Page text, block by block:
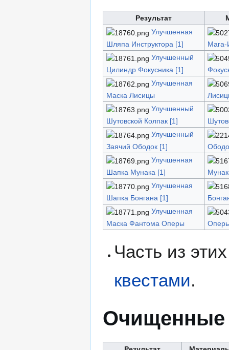
Результат
Улучшенная
Шляпа Инструктора [1]
Мага-
Улучшенный
Цилиндр Фокусника [1]
Улучшенная
Маска Лисицы
Улучшенный
Шутовской Колпак [1]
Улучшенный
Заячий Ободок [1]
Улучшенная
Шапка Мунака [1]
Улучшенная
Шапка Бонгана [1]
Улучшенная
Маска Фантома Оперы
Часть из
квестами.
Очищенные